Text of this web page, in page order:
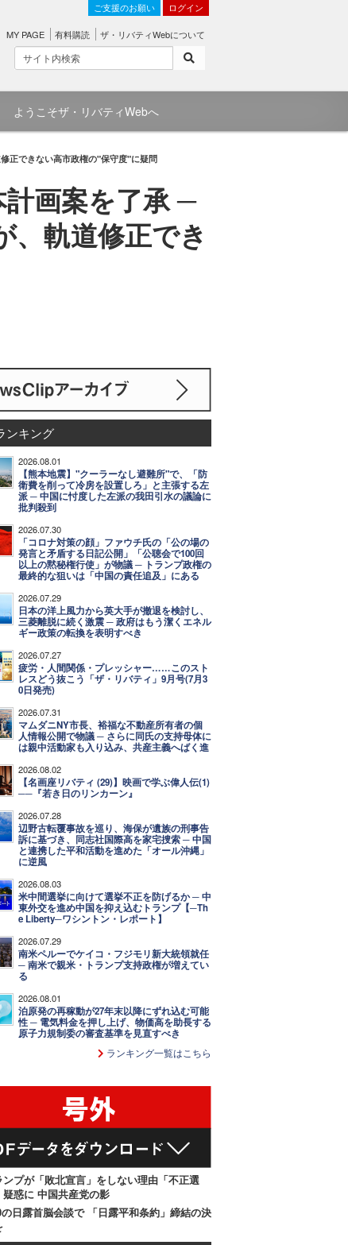
ご支援のお願い ログイン
MY PAGE 有料購読 ザ・リバティWebについて
ようこそザ・リバティWebへ
正できない高市政権の"保守度"に疑問
画案を了承 ─
、軌道修正でき
ンキング
2026.08.01
【熊本地震】"クーラーなし避難所"で、「防
衛費を削って冷房を設置しろ」と主張する左
派 ─ 中国に忖度した左派の我田引水の議論に
批判殺到
2026.07.30
「コロナ対策の顔」ファウチ氏の「公の場の
発言と矛盾する日記公開」「公聴会で100回
以上の黙秘権行使」が物議 ─ トランプ政権の
最終的な狙いは「中国の責任追及」にある
2026.07.29
日本の洋上風力から英大手が撤退を検討し、
三菱離脱に続く激震 ─ 政府はもう潔くエネル
ギー政策の転換を表明すべき
2026.07.27
疲労・人間関係・プレッシャー……このスト
レスどう抜こう「ザ・リバティ」9月号(7月3
0日発売)
2026.07.31
マムダニNY市長、裕福な不動産所有者の個
人情報公開で物議 ─ さらに同氏の支持母体に
は親中活動家も入り込み、共産主義へばく進
2026.08.02
【名画座リバティ (29)】映画で学ぶ偉人伝(1)
──『若き日のリンカーン』
2026.07.28
辺野古転覆事故を巡り、海保が遺族の刑事告
訴に基づき、同志社国際高を家宅捜索 ─ 中国
と連携した平和活動を進めた「オール沖縄」
に逆風
2026.08.03
米中間選挙に向けて選挙不正を防げるか ─ 中
東外交を進め中国を抑え込むトランプ【─Th
e Liberty─ワシントン・レポート】
2026.07.29
南米ペルーでケイコ・フジモリ新大統領就任
─ 南米で親米・トランプ支持政権が増えてい
る
2026.08.01
泊原発の再稼動が27年末以降にずれ込む可能
性 ─ 電気料金を押し上げ、物価高を助長する
原子力規制委の審査基準を見直すべき
ランキング一覧はこちら
ンプが「敗北宣言」をしない理由「不正選
疑惑に 中国共産党の影
日露首脳会談で 「日露平和条約」締結の決